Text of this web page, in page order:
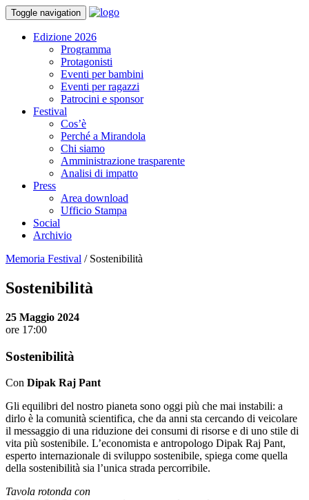
Toggle navigation
Edizione 2026
Programma
Protagonisti
Eventi per bambini
Eventi per ragazzi
Patrocini e sponsor
Festival
Cos’è
Perché a Mirandola
Chi siamo
Amministrazione trasparente
Analisi di impatto
Press
Area download
Ufficio Stampa
Social
Archivio
Memoria Festival / Sostenibilità
Sostenibilità
25 Maggio 2024
ore 17:00
Sostenibilità
Con Dipak Raj Pant
Gli equilibri del nostro pianeta sono oggi più che mai instabili: a
dirlo è la comunità scientifica, che da anni sta cercando di veicolare
il messaggio di una riduzione dei consumi di risorse e di uno stile di
vita più sostenibile. L’economista e antropologo Dipak Raj Pant,
esperto internazionale di sviluppo sostenibile, spiega come quella
della sostenibilità sia l’unica strada percorribile.
Tavola rotonda con